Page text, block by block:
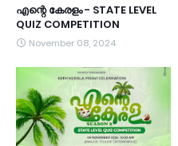
എന്റെ കേരളം - STATE LEVEL
QUIZ COMPETITION
November 08, 2024